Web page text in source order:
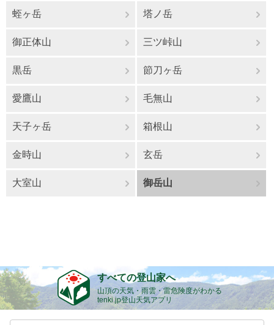
蛭ヶ岳 塔ノ岳
御正体山 三ツ峠山
黒岳 節刀ヶ岳
愛鷹山 毛無山
天子ヶ岳 箱根山
金時山 玄岳
大室山 御岳山
すべての登山家へ
山頂の天気・雨雲・雷危険度がわかる
tenki.jp登山天気アプリ